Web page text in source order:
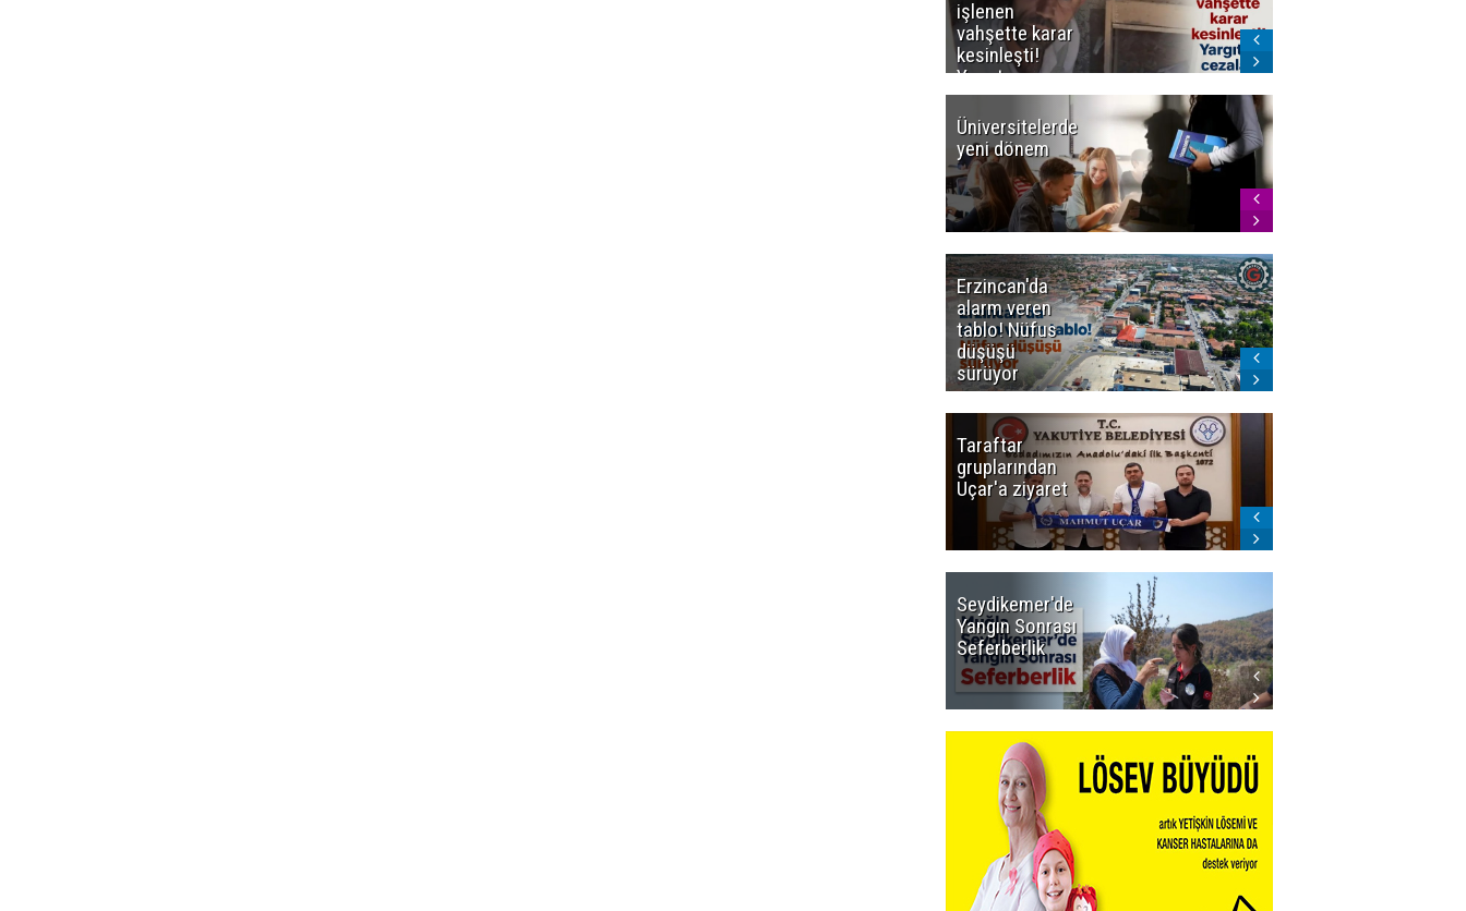
işlenen
vahşette karar
kesinleşti!
Yargıtay
cezaları onadı
Üniversitelerde
yeni dönem
Erzincan'da
alarm veren
tablo! Nüfus
düşüşü
sürüyor
Taraftar
gruplarından
Uçar'a ziyaret
Seydikemer'de
Yangın Sonrası
Seferberlik